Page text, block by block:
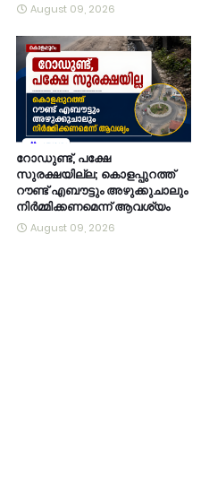
August 09, 2026
റോഡുണ്ട്, പക്ഷേ
സുരക്ഷയില്ല; കൊളപ്പുറത്ത്
റൗണ്ട് എബൗട്ടും അഴുക്കുചാലും
നിർമ്മിക്കണമെന്ന് ആവശ്യം
August 09, 2026